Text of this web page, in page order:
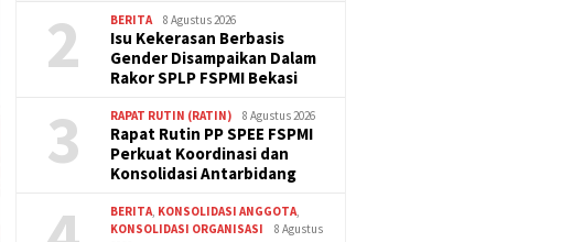
2 BERITA 8 Agustus 2026
Isu Kekerasan Berbasis
Gender Disampaikan Dalam
Rakor SPLP FSPMI Bekasi
3 RAPAT RUTIN (RATIN) 8 Agustus 2026
Rapat Rutin PP SPEE FSPMI
Perkuat Koordinasi dan
Konsolidasi Antarbidang
BERITA KONSOLIDASI ANGGOTA
KONSOLIDASI ORGANISASI
8 Agustus